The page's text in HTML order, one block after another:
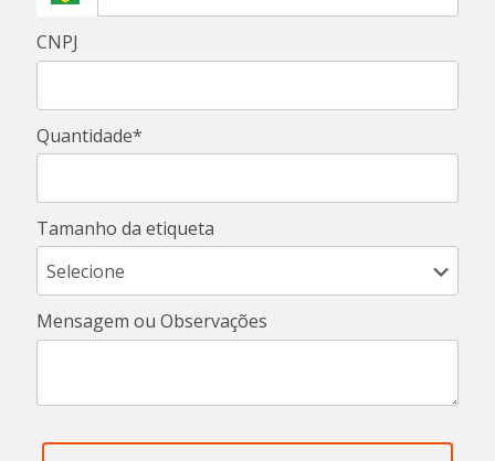
CNPJ
Quantidade*
Tamanho da etiqueta
Mensagem ou Observações